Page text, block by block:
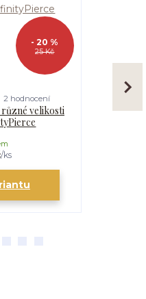
25 Kč
- 20 %
2 hodnocení
velikosti
/ks